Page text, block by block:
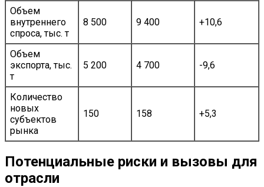
Объем
внутреннего
спроса, тыс. т
8 500 9 400 +10,6
Объем
экспорта, тыс.
т
5 200 4 700 -9,6
Количество
новых
субъектов
рынка
150 158 +5,3
Потенциальные риски и вызовы для
отрасли